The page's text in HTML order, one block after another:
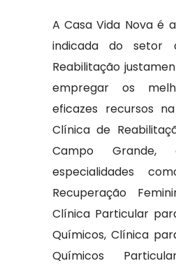
A Casa Vida Nova é
indicada do setor
Reabilitação
empregar os
eficazes recursos
Clínica de
Campo Grande,
especialidades
Recuperação
Clínica Particular
Químicos, Clínica
Químicos